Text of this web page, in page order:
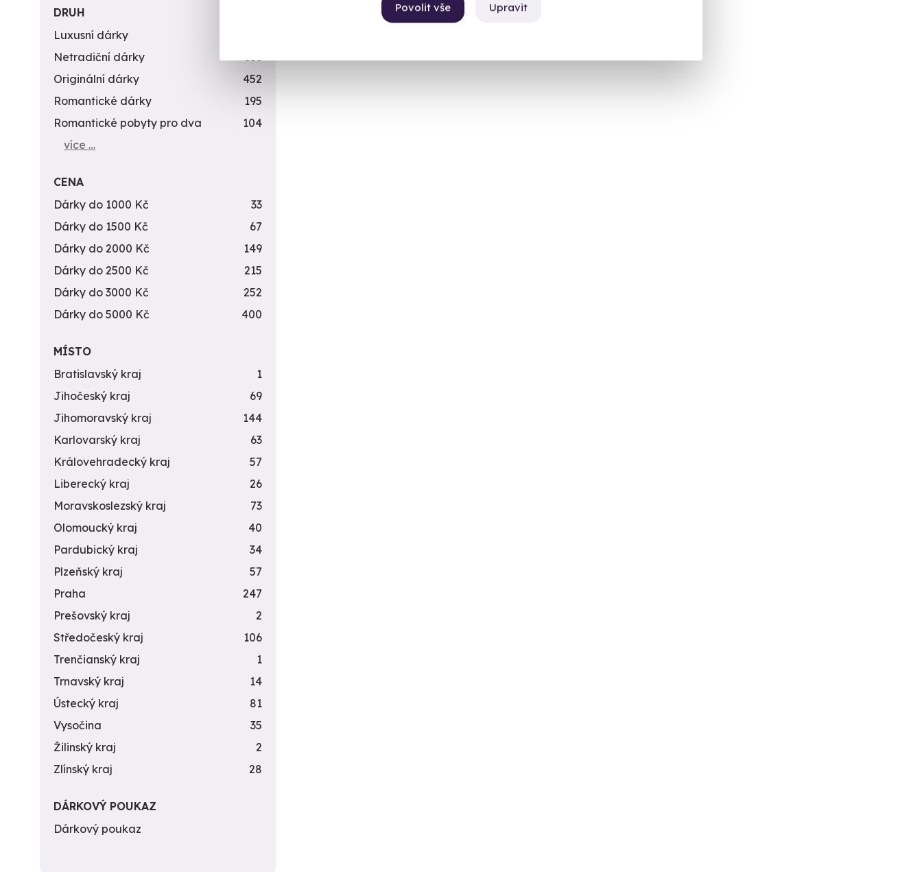
Upravit
Povolit vše
DRUH
Luxusní dárky
Netradiční dárky
353
Originální dárky
452
Romantické dárky
195
Romantické pobyty pro dva
104
více …
CENA
Dárky do 1000 Kč
33
Dárky do 1500 Kč
67
Dárky do 2000 Kč
149
Dárky do 2500 Kč
215
Dárky do 3000 Kč
252
Dárky do 5000 Kč
400
MÍSTO
Bratislavský kraj
1
Jihočeský kraj
69
Jihomoravský kraj
144
Karlovarský kraj
63
Královehradecký kraj
57
Liberecký kraj
26
Moravskoslezský kraj
73
Olomoucký kraj
40
Pardubický kraj
34
Plzeňský kraj
57
Praha
247
Prešovský kraj
2
Středočeský kraj
106
Trenčianský kraj
1
Trnavský kraj
14
Ústecký kraj
81
Vysočina
35
Žilinský kraj
2
Zlínský kraj
28
DÁRKOVÝ POUKAZ
Dárkový poukaz